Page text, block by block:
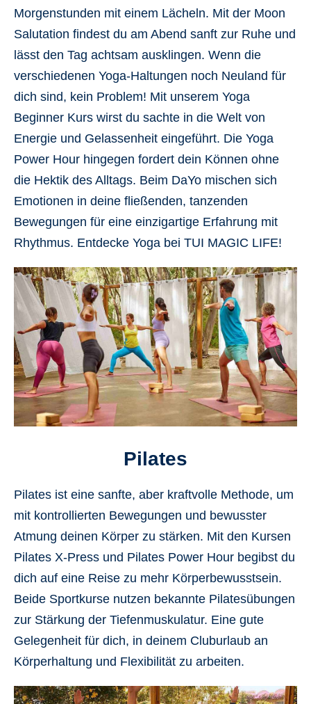
Morgenstunden mit einem Lächeln. Mit der Moon
Salutation findest du am Abend sanft zur Ruhe und
lässt den Tag achtsam ausklingen. Wenn die
verschiedenen Yoga-Haltungen noch Neuland für
dich sind, kein Problem! Mit unserem Yoga
Beginner Kurs wirst du sachte in die Welt von
Energie und Gelassenheit eingeführt. Die Yoga
Power Hour hingegen fordert dein Können ohne
die Hektik des Alltags. Beim DaYo mischen sich
Emotionen in deine fließenden, tanzenden
Bewegungen für eine einzigartige Erfahrung mit
Rhythmus. Entdecke Yoga bei TUI MAGIC LIFE!
Pilates
Pilates ist eine sanfte, aber kraftvolle Methode, um
mit kontrollierten Bewegungen und bewusster
Atmung deinen Körper zu stärken. Mit den Kursen
Pilates X-Press und Pilates Power Hour begibst du
dich auf eine Reise zu mehr Körperbewusstsein.
Beide Sportkurse nutzen bekannte Pilatesübungen
zur Stärkung der Tiefenmuskulatur. Eine gute
Gelegenheit für dich, in deinem Cluburlaub an
Körperhaltung und Flexibilität zu arbeiten.